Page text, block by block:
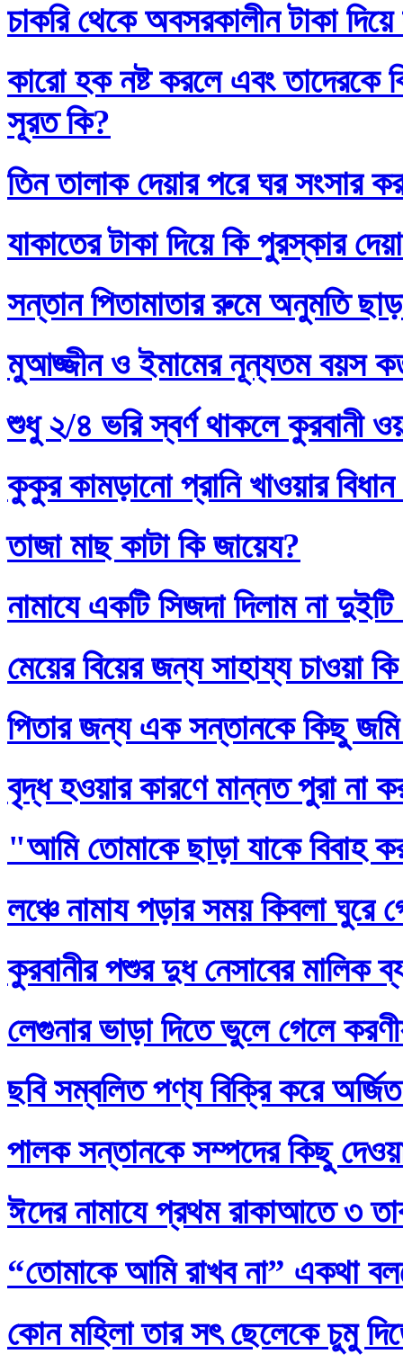
চাকরি থেকে অবসরকালীন টাকা
কারো হক নষ্ট করলে এবং তাদেরকে
সূরত কি?
তিন তালাক দেয়ার পরে ঘর সংসার
যাকাতের টাকা দিয়ে কি পুরস্কার
সন্তান পিতামাতার রুমে অনুমতি
মুআজ্জীন ও ইমামের নূন্যতম বয়স
শুধু ২/৪ ভরি স্বর্ণ থাকলে কুরবানী
কুকুর কামড়ানো প্রানি খাওয়ার
তাজা মাছ কাটা কি জায়েয?
নামাযে একটি সিজদা দিলাম না
মেয়ের বিয়ের জন্য সাহায্য চাওয়া
পিতার জন্য এক সন্তানকে কিছু জমি
বৃদ্ধ হওয়ার কারণে মান্নত পুরা না
"আমি তোমাকে ছাড়া যাকে
লঞ্চে নামায পড়ার সময় কিবলা ঘুরে
কুরবানীর পশুর দুধ নেসাবের মালিক
লেগুনার ভাড়া দিতে ভুলে গেলে
ছবি সম্বলিত পণ্য বিক্রি করে
পালক সন্তানকে সম্পদের কিছু
ঈদের নামাযে প্রথম রাকাআতে ৩
“তোমাকে আমি রাখব না” একথা
কোন মহিলা তার সৎ ছেলেকে চুমু